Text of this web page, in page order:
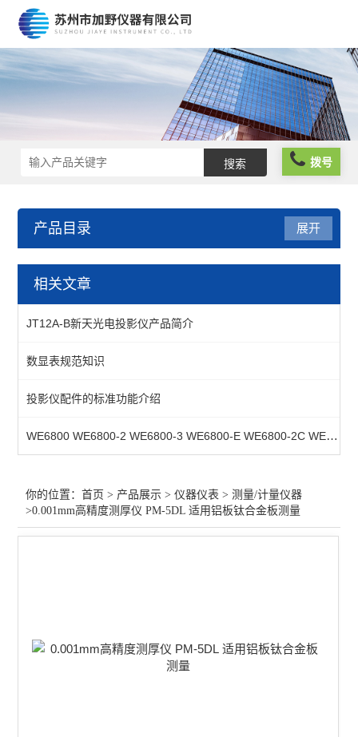
拨号
产品目录
仪器仪表
查看全部 >>
展开
相关文章
JT12A-B新天光电投影仪产品简介
数显表规范知识
投影仪配件的标准功能介绍
WE6800 WE6800-2 WE6800-3 WE6800-E WE6800-2C WE6800-3C WE6800M-2C WE6800M-3C 镗床数显表，铣床数显表，龙门铣数显
你的位置：首页 > 产品展示 >仪器仪表 >测量/计量仪器
>0.001mm高精度测厚仪 PM-5DL 适用铝板钛合金板测量